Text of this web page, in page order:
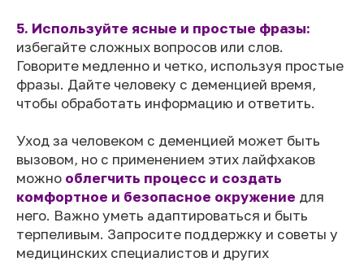
5. Используйте ясные и простые фразы:
избегайте сложных вопросов или слов.
Говорите медленно и четко, используя простые
фразы. Дайте человеку с деменцией время,
чтобы обработать информацию и ответить.
Уход за человеком с деменцией может быть
вызовом, но с применением этих лайфхаков
можно облегчить процесс и создать
комфортное и безопасное окружение для
него. Важно уметь адаптироваться и быть
терпеливым. Запросите поддержку и советы у
медицинских специалистов и других